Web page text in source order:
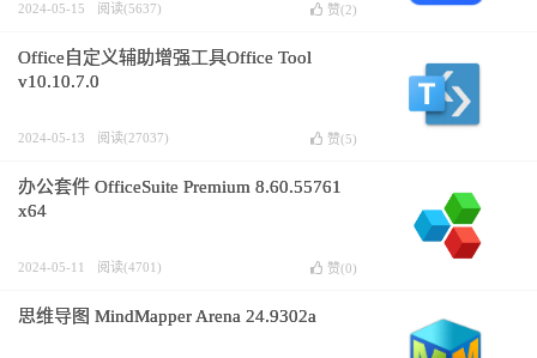
2024-05-15 阅读(5637) 赞(2)
Office自定义辅助增强工具Office Tool
v10.10.7.0
2024-05-13 阅读(27037) 赞(5)
办公套件 OfficeSuite Premium 8.60.55761
x64
2024-05-11 阅读(4701) 赞(0)
思维导图 MindMapper Arena 24.9302a